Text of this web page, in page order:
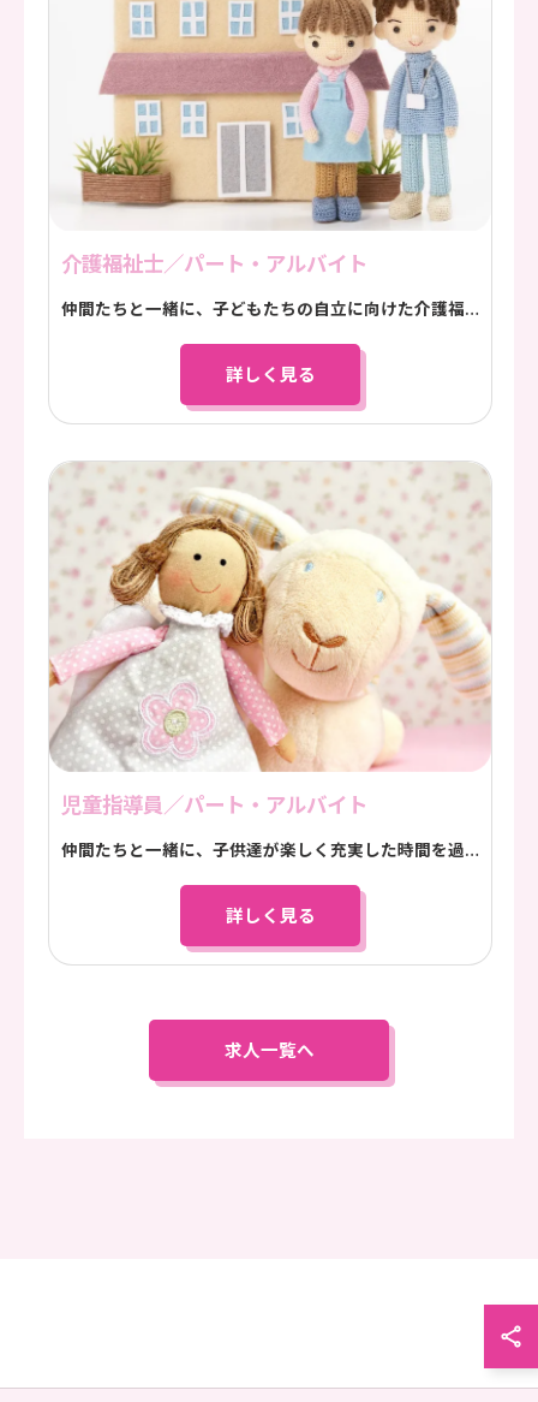
介護福祉士／パート・アルバイト
仲間たちと一緒に、子どもたちの自立に向けた介護福祉士としての生活面でのサポートに取り組んでいただきます
詳しく見る
児童指導員／パート・アルバイト
仲間たちと一緒に、子供達が楽しく充実した時間を過ごせるよう支援を行います！
詳しく見る
求人一覧へ